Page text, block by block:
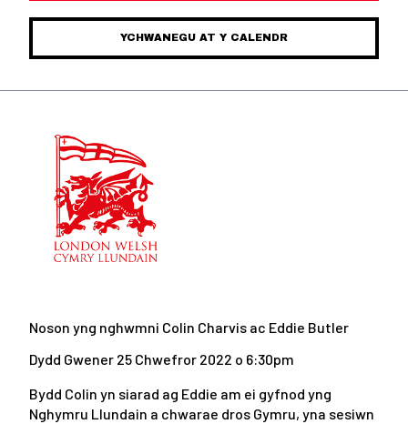
YCHWANEGU AT Y CALENDR
Noson yng nghwmni Colin Charvis ac Eddie Butler
Dydd Gwener 25 Chwefror 2022 o 6:30pm
Bydd Colin yn siarad ag Eddie am ei gyfnod yng
Nghymru Llundain a chwarae dros Gymru, yna sesiwn